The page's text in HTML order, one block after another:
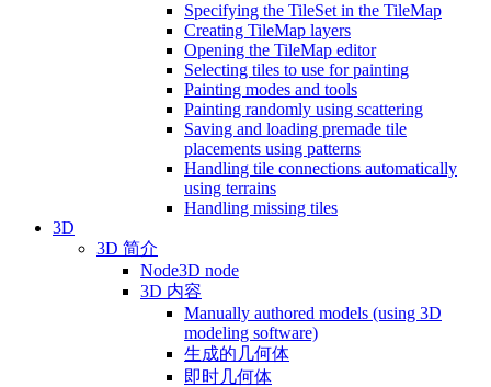
Specifying the TileSet in the TileMap
Creating TileMap layers
Opening the TileMap editor
Selecting tiles to use for painting
Painting modes and tools
Painting randomly using scattering
Saving and loading premade tile
placements using patterns
Handling tile connections automatically
using terrains
Handling missing tiles
3D
3D 简介
Node3D node
3D 内容
Manually authored models (using 3D
modeling software)
生成的几何体
即时几何体